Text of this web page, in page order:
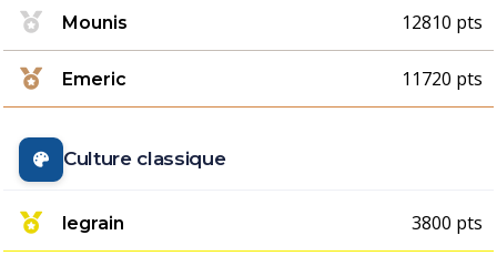
Mounis 12810 pts
Emeric 11720 pts
Culture classique
legrain 3800 pts